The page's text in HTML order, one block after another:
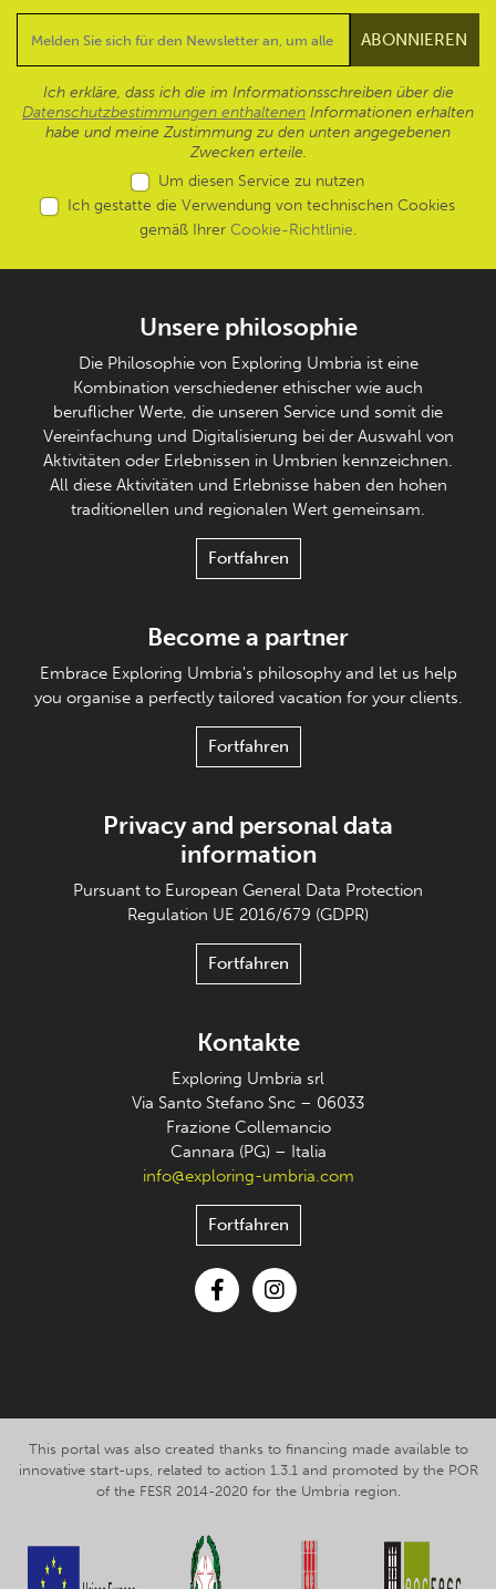
Ich erkläre, dass ich die im Informationsschreiben über die
Datenschutzbestimmungen enthaltenen Informationen erhalten
habe und meine Zustimmung zu den unten angegebenen
Zwecken erteile.
Um diesen Service zu nutzen
Ich gestatte die Verwendung von technischen Cookies
gemäß Ihrer Cookie-Richtlinie.
Unsere philosophie
Die Philosophie von Exploring Umbria ist eine
Kombination verschiedener ethischer wie auch
beruflicher Werte, die unseren Service und somit die
Vereinfachung und Digitalisierung bei der Auswahl von
Aktivitäten oder Erlebnissen in Umbrien kennzeichnen.
All diese Aktivitäten und Erlebnisse haben den hohen
traditionellen und regionalen Wert gemeinsam.
Fortfahren
Become a partner
Embrace Exploring Umbria's philosophy and let us help
you organise a perfectly tailored vacation for your clients.
Fortfahren
Privacy and personal data
information
Pursuant to European General Data Protection
Regulation UE 2016/679 (GDPR)
Fortfahren
Kontakte
Exploring Umbria srl
Via Santo Stefano Snc – 06033
Frazione Collemancio
Cannara (PG) – Italia
info@exploring-umbria.com
Fortfahren
This portal was also created thanks to financing made available to
innovative start-ups, related to action 1.3.1 and promoted by the POR
of the FESR 2014-2020 for the Umbria region.